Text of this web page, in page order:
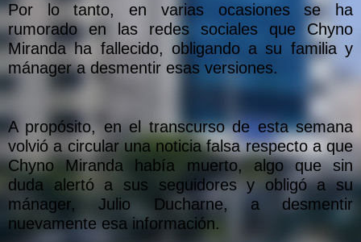
Por lo tanto, en varias ocasiones se ha
rumorado en las redes sociales que Chyno
Miranda ha fallecido, obligando a su familia y
mánager a desmentir esas versiones.
A propósito, en el transcurso de esta semana
volvió a circular una noticia falsa respecto a que
Chyno Miranda había muerto, algo que sin
duda alertó a sus seguidores y obligó a su
mánager, Julio Ducharne, a desmentir
nuevamente esa información.